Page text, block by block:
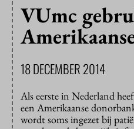
VUmc
18 DECEMBER 2014
Als eerste in Nederland
een Amerikaanse
wordt soms ingezet bij